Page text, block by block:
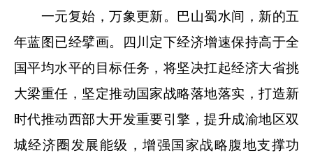
一元复始，万象更新。巴山蜀水间，新的五
年蓝图已经擘画。四川定下经济增速保持高于全
国平均水平的目标任务，将坚决扛起经济大省挑
大梁重任，坚定推动国家战略落地落实，打造新
时代推动西部大开发重要引擎，提升成渝地区双
城经济圈发展能级，增强国家战略腹地支撑功